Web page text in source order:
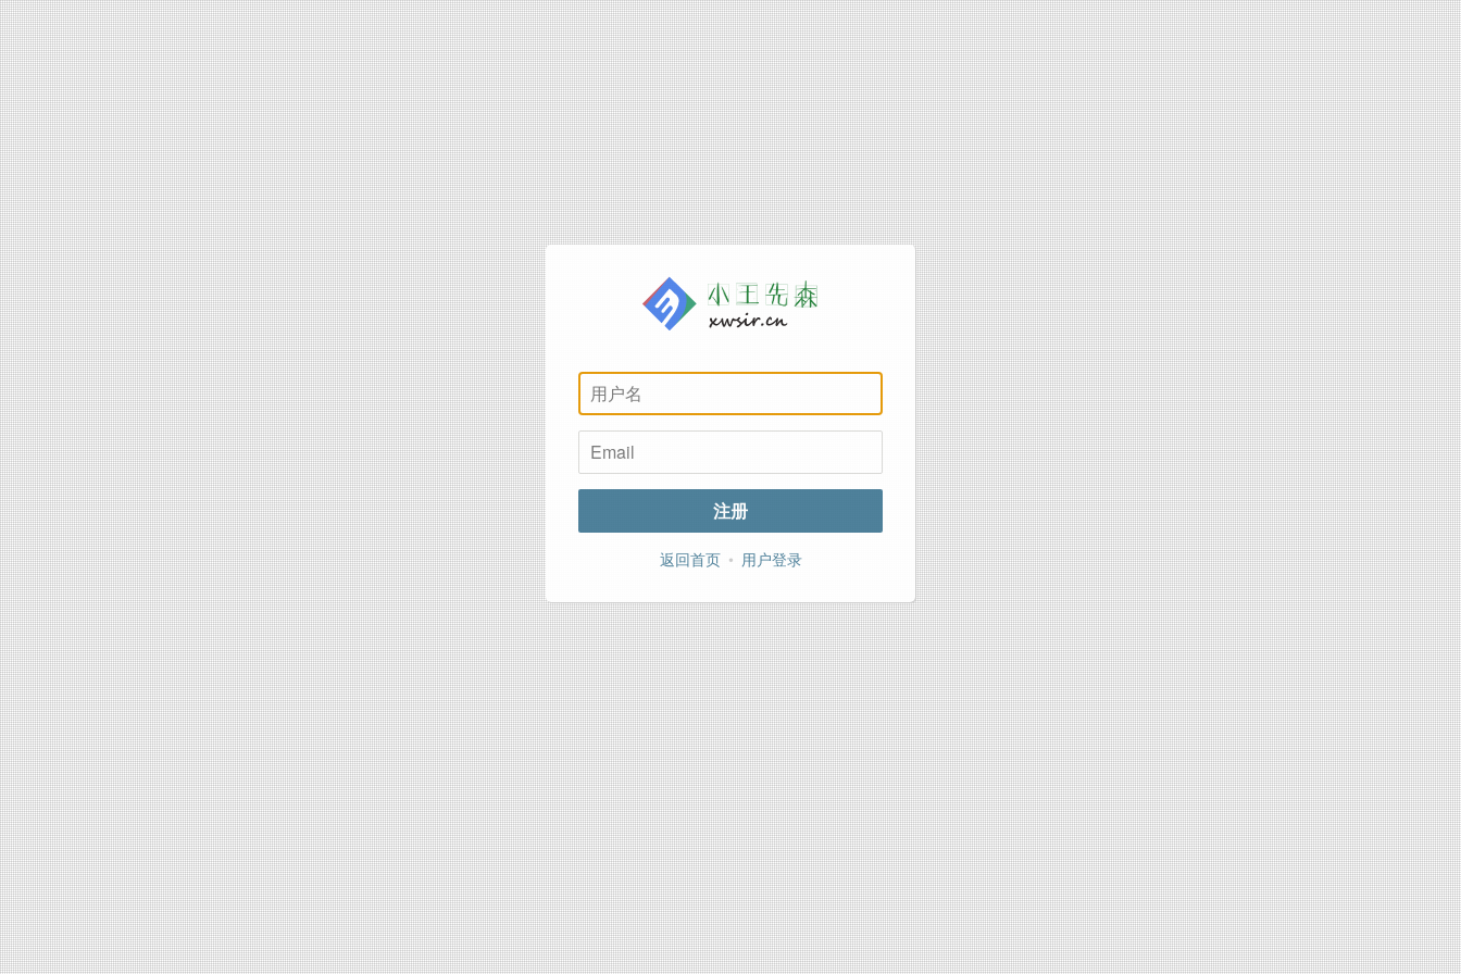
用
户
名
Email
注册
返回首页 • 用户登录